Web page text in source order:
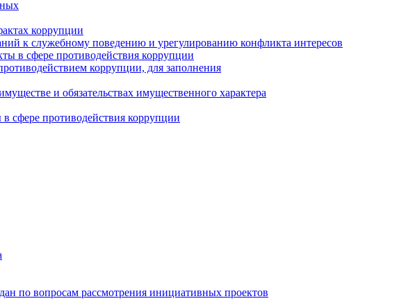
коррупции
к служебному поведению и урегулированию конфликта интересов
в сфере противодействия коррупции
коррупции, для заполнения
и обязательствах имущественного характера
сфере противодействия коррупции
по вопросам рассмотрения инициативных проектов